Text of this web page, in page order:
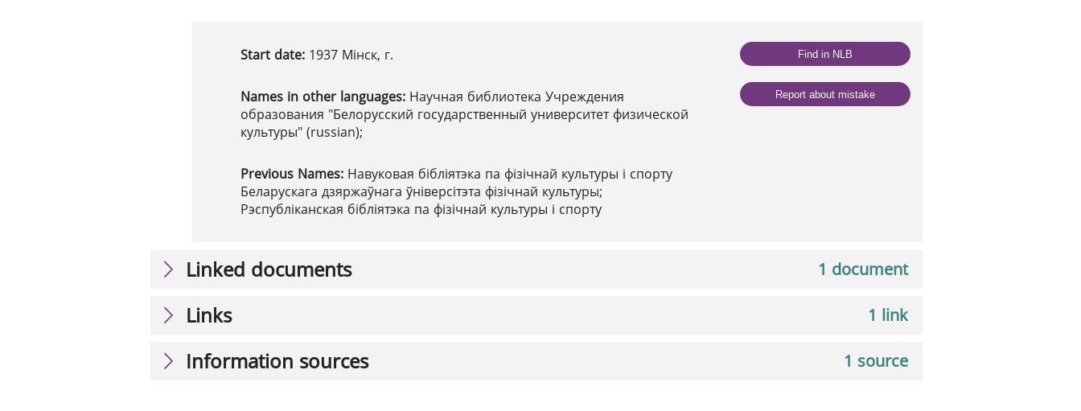
Start date: 1937 Мінск, г.
Names in other languages: Научная библиотека Учреждения
образования "Белорусский государственный университет физической
культуры" (russian);
Previous Names: Навуковая бібліятэка па фізічнай культуры і спорту
Беларускага дзяржаўнага ўніверсітэта фізічнай культуры;
Рэспубліканская бібліятэка па фізічнай культуры і спорту
Find in NLB
Report about mistake
1 document
Linked documents
1 link
Links
1 source
Information sources